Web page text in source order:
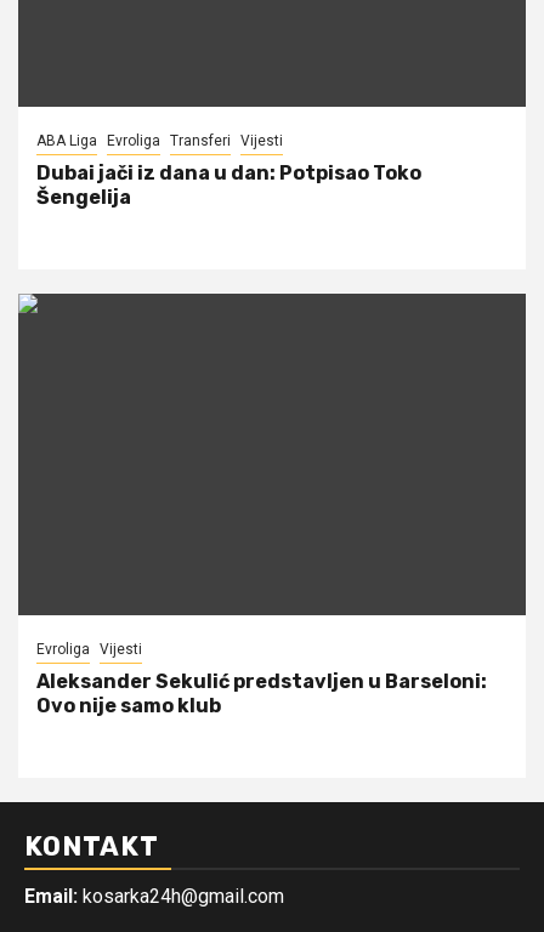
ABA Liga Evroliga Transferi Vijesti
Dubai jači iz dana u dan: Potpisao Toko
Šengelija
Evroliga Vijesti
Aleksander Sekulić predstavljen u Barseloni:
Ovo nije samo klub
KONTAKT
Email: kosarka24h@gmail.com